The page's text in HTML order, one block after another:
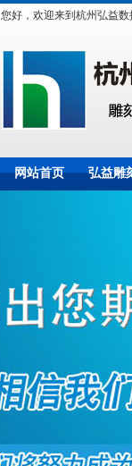
您好，欢迎来到杭州弘益数
网站首页 弘益雕